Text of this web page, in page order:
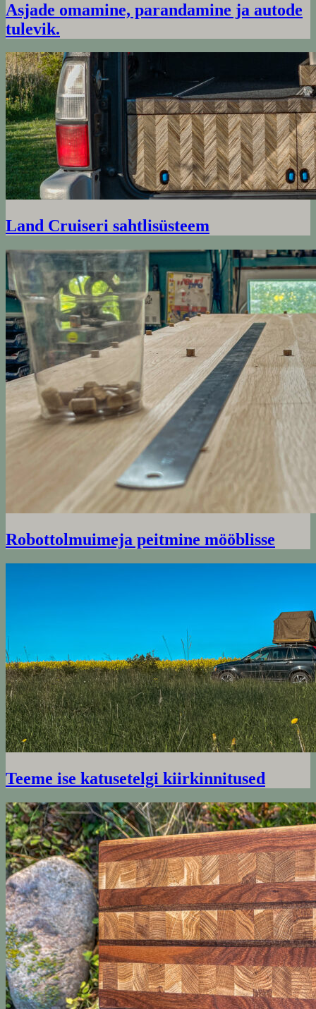
Asjade omamine, parandamine ja autode
tulevik.
Land Cruiseri sahtlisüsteem
Robottolmuimeja peitmine mööblisse
Teeme ise katusetelgi kiirkinnitused